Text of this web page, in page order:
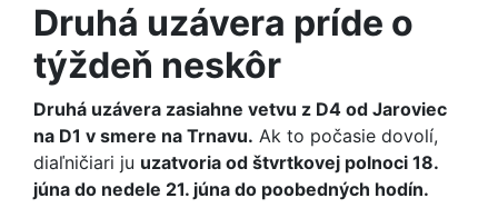
Druhá uzávera príde o
týždeň neskôr
Druhá uzávera zasiahne vetvu z D4 od Jaroviec
na D1 v smere na Trnavu. Ak to počasie dovolí,
diaľničiari ju uzatvoria od štvrtkovej polnoci 18.
júna do nedele 21. júna do poobedných hodín.